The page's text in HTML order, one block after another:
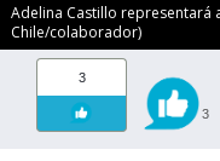
Adelina Castillo representará
Chile/colaborador)
3
3